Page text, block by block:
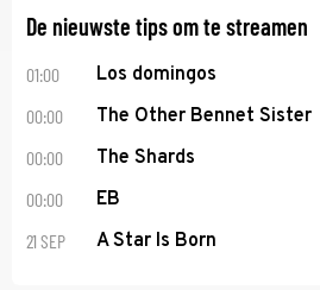
De nieuwste tips om te streamen
01:00 Los domingos
00:00 The Other Bennet Sister
00:00 The Shards
00:00 EB
21 SEP A Star Is Born